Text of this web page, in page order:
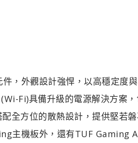
，外觀設計強悍，以高穩定度
Fi)具備升級的電源解決方案
全方位的散熱設計，提供堅若
主機板外，還有TUF Gaming